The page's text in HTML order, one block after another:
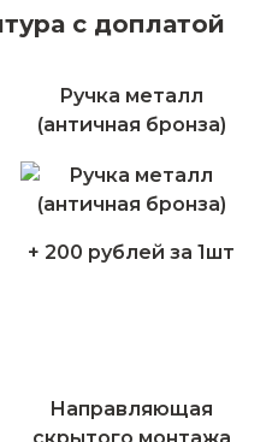
с доплатой
Ручка металл
(античная бронза)
+ 200 рублей за 1шт
Направляющая
скрытого монтажа